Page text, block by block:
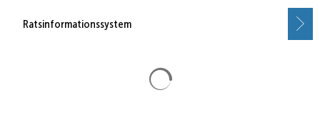
Ratsinformationssystem